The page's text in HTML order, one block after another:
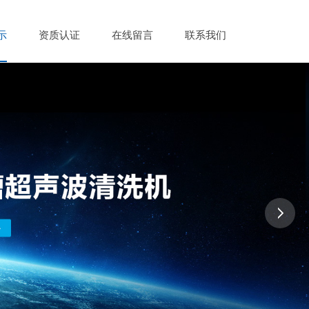
资质认证 在线留言 联系我们